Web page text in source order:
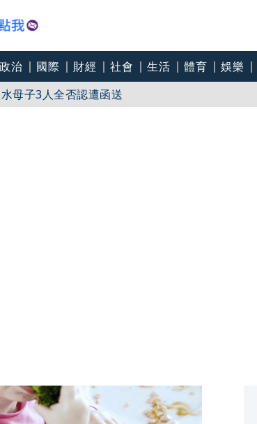
政治 國際 財經 社會 生活 體育 娛樂
母子3人全否認遭函送
彈滾路邊」 軍方曝現況：納入檢討要項